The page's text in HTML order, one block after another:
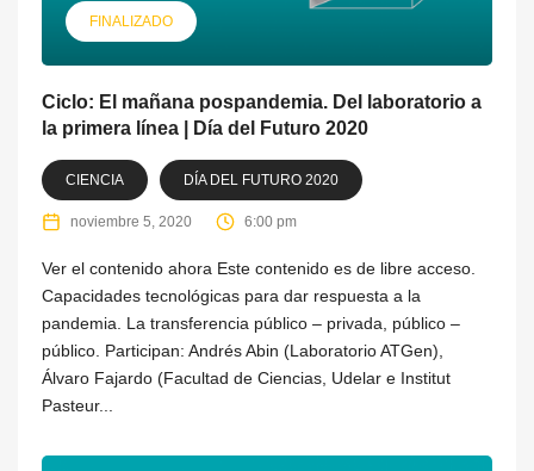
FINALIZADO
Ciclo: El mañana pospandemia. Del laboratorio a
la primera línea | Día del Futuro 2020
CIENCIA DÍA DEL FUTURO 2020
noviembre 5, 2020 6:00 pm
Ver el contenido ahora Este contenido es de libre acceso.
Capacidades tecnológicas para dar respuesta a la
pandemia. La transferencia público – privada, público –
público. Participan: Andrés Abin (Laboratorio ATGen),
Álvaro Fajardo (Facultad de Ciencias, Udelar e Institut
Pasteur...